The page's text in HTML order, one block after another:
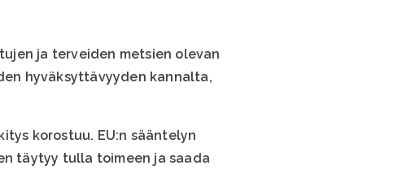
ja terveiden metsien olevan
hyväksyttävyyden kannalta,
korostuu. EU:n sääntelyn
täytyy tulla toimeen ja saada